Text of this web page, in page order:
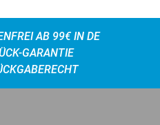
AB 99€ IN DE
GARANTIE